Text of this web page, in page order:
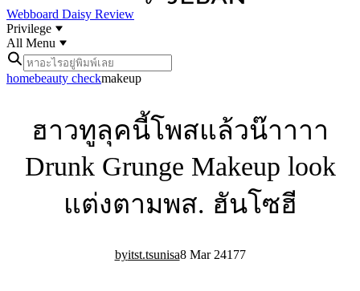
Webboard Daisy Review
Privilege
All Menu
homebeauty checkmakeup
ฮาวทูลุคนี้โพสแล้วน๊าาาา
Drunk Grunge Makeup look
แต่งตามพส. ฮันโซฮี
itst.tsunisa8 Mar 24177